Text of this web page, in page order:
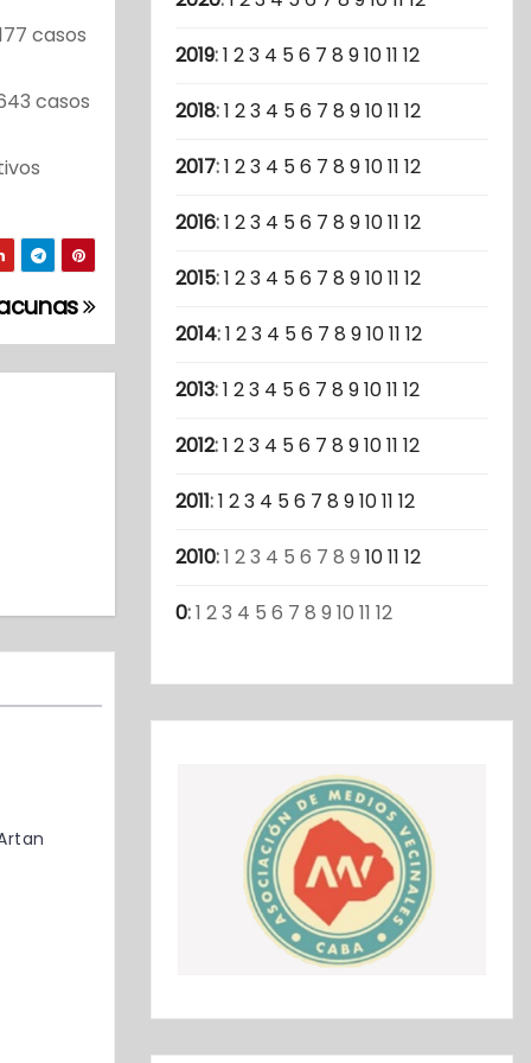
casos
casos
2019:1 23 4 56 7 8 91011 12
2018:1 23 4 56 7 8 91011 12
2017:1 23 4 56 7 8 91011 12
2016:1 23 4 56 7 8 91011 12
2015:1 23 4 56 7 8 91011 12
2014:1 23 4 56 7 8 91011 12
2013:1 23 4 56 7 8 91011 12
2012:1 23 4 56 7 8 91011 12
2011:1 23 4 56 7 8 91011 12
2010:1 23 4 5 6 7 8 9 1011 12
0:1 23 4 5 6 7 8 9 10 11 12